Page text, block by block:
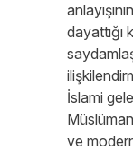
dayattığı
İslami
ve